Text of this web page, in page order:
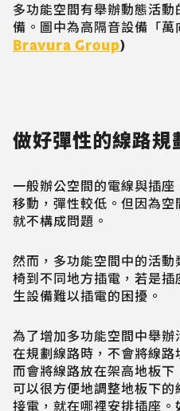
多功能空間有舉辦動態活
備。圖中為高隔音設備「
Bravura Group)
做好彈性的線路規
一般辦公空間的電線與插
移動，彈性較低。但因為
就不構成問題。
然而，多功能空間中的活
椅到不同地方插電，若是
生設備難以插電的困擾。
為了增加多功能空間中舉
在規劃線路時，不會將線
而會將線路放在架高地板
可以很方便地調整地板下
接電，就在哪裡安排插座